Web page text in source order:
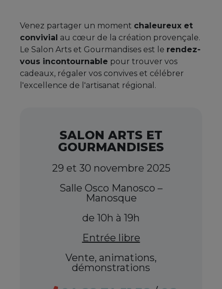
Venez partager un moment chaleureux et
convivial au cœur de la création provençale.
Le Salon Arts et Gourmandises est le rendez-
vous incontournable pour trouver vos
cadeaux, régaler vos convives et célébrer
l'excellence de l'artisanat régional.
SALON ARTS ET
GOURMANDISES
29 et 30 novembre 2025
Salle Osco Manosco –
Manosque
de 10h à 19h
Entrée libre
Vente, animations,
démonstrations